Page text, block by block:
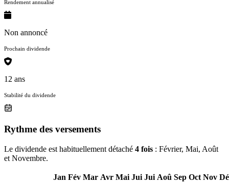
Rendement annualisé
Non annoncé
Prochain dividende
12 ans
Stabilité du dividende
Rythme des versements
Le dividende est habituellement détaché 4 fois : Février, Mai, Août
et Novembre.
Jan Fév Mar Avr Mai Jui Jui Aoû Sep Oct Nov